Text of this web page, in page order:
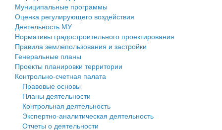
Правила землепользования и застройки
Генеральные планы
Проекты планировки территории
Собрание депутатов
Городское поселение
Сельские поселения
Муниципальные программы
Оценка регулирующего воздействия
Деятельность МУ
Нормативы градостроительного проектирования
Правила землепользования и застройки
Генеральные планы
Проекты планировки территории
Контрольно-счетная палата
Правовые основы
Планы деятельности
Контрольная деятельность
Экспертно-аналитическая деятельность
Отчеты о деятельности